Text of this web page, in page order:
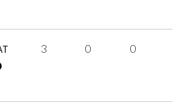
3 0 0